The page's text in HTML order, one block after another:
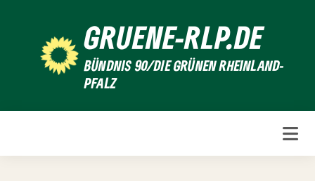
GRUENE-RLP.DE
BÜNDNIS 90/DIE GRÜNEN RHEINLAND-
PFALZ